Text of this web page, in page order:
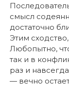
смысл
достаточно
Этим
Любопытно,
так и в
раз и
— вечно